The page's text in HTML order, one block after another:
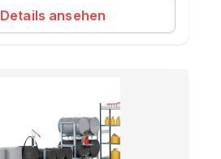
Details ansehen